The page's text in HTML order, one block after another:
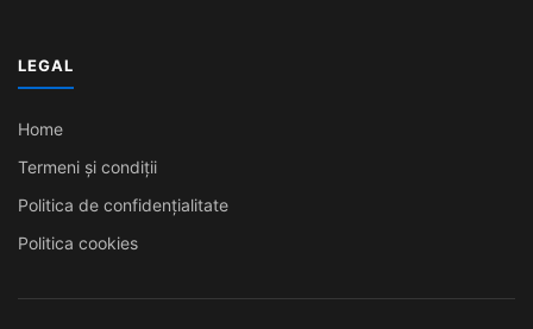
LEGAL
Home
Termeni și condiții
Politica de confidențialitate
Politica cookies